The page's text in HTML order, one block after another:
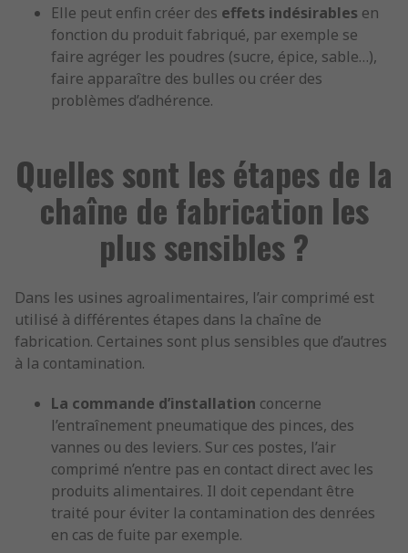
Elle peut enfin créer des effets indésirables en
fonction du produit fabriqué, par exemple se
faire agréger les poudres (sucre, épice, sable…),
faire apparaître des bulles ou créer des
problèmes d’adhérence.
Quelles sont les étapes de la
chaîne de fabrication les
plus sensibles ?
Dans les usines agroalimentaires, l’air comprimé est
utilisé à différentes étapes dans la chaîne de
fabrication. Certaines sont plus sensibles que d’autres
à la contamination.
La commande d’installation concerne
l’entraînement pneumatique des pinces, des
vannes ou des leviers. Sur ces postes, l’air
comprimé n’entre pas en contact direct avec les
produits alimentaires. Il doit cependant être
traité pour éviter la contamination des denrées
en cas de fuite par exemple.